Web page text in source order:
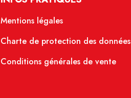
Mentions légales
Charte de protection des données
Conditions générales de vente